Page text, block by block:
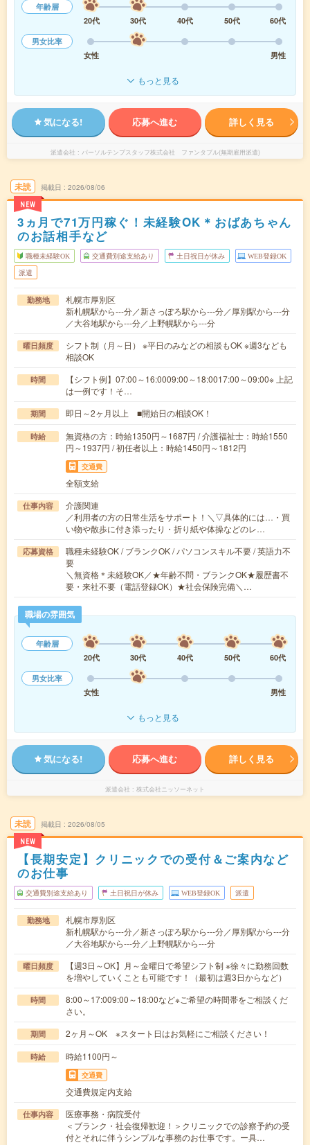
年齢層
20代
30代 40代 50代
60代
男女比率
女性
男性
もっと見る
気になる! 応募へ進む 詳しく見る
派遣会社 パーソルテンプスタッフ株式会社 ファンタブル(無期雇用派遣)
未読
NEW
掲載日 2026/08/06
3ヵ月で71万円稼ぐ！未経験OK＊おばあちゃん
のお話相手など
職種未経験OK 交通費別途支給あり 土日祝日が休み WEB登録OK
派遣
勤務地
札幌市厚別区
新札幌駅から---分／新さっぽろ駅から---分／厚別駅から---分
／大谷地駅から---分／上野幌駅から---分
曜日頻度
シフト制（月～日） ※平日のみなどの相談もOK ※週3なども
相談OK
時間
【シフト例】07:00～16:0009:00～18:0017:00～09:00※ 上記
は一例です！そ…
期間 即日～2ヶ月以上 ■開始日の相談OK！
時給
無資格の方：時給1350円～1687円 / 介護福祉士：時給1550
円～1937円 / 初任者以上：時給1450円～1812円
交通費
全額支給
仕事内容
介護関連
／利用者の方の日常生活をサポート！＼▽具体的には…・買
い物や散歩に付き添ったり・折り紙や体操などのレ…
応募資格
職種未経験OK / ブランクOK / パソコンスキル不要 / 英語力不
要
＼無資格＊未経験OK／★年齢不問・ブランクOK★履歴書不
要・来社不要（電話登録OK）★社会保険完備＼…
職場の雰囲気
年齢層
20代
30代 40代 50代
60代
男女比率
女性
男性
もっと見る
気になる! 応募へ進む 詳しく見る
派遣会社 株式会社ニッソーネット
未読
NEW
掲載日 2026/08/05
【長期安定】クリニックでの受付＆ご案内など
のお仕事
交通費別途支給あり 土日祝日が休み WEB登録OK 派遣
勤務地
札幌市厚別区
新札幌駅から---分／新さっぽろ駅から---分／厚別駅から---分
／大谷地駅から---分／上野幌駅から---分
曜日頻度
【週3日～OK】月～金曜日で希望シフト制 ※徐々に勤務回数
を増やしていくことも可能です！（最初は週3日からなど）
時間
8:00～17:009:00～18:00など※ご希望の時間帯をご相談くだ
さい。
期間 2ヶ月～OK ※スタート日はお気軽にご相談ください！
時給 時給1100円～
交通費
交通費規定内支給
仕事内容
医療事務・病院受付
＜ブランク・社会復帰歓迎！＞クリニックでの診察予約の受
付とそれに伴うシンプルな事務のお仕事です。ー具…